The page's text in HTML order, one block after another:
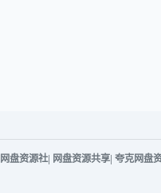
网盘资源社| 网盘资源共享| 夸克网盘